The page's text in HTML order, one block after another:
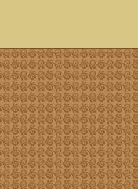
описание песен, удобный каталог mp3 фольклора